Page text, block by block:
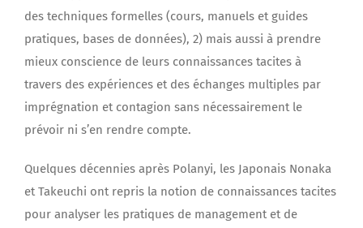
des techniques formelles (cours, manuels et guides
pratiques, bases de données), 2) mais aussi à prendre
mieux conscience de leurs connaissances tacites à
travers des expériences et des échanges multiples par
imprégnation et contagion sans nécessairement le
prévoir ni s’en rendre compte.
Quelques décennies après Polanyi, les Japonais Nonaka
et Takeuchi ont repris la notion de connaissances tacites
pour analyser les pratiques de management et de